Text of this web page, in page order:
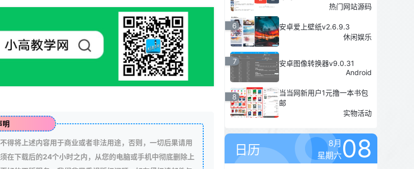
明
得将上述内容用于商业或者非法用途，否则，一切后果请用
在下载后的24个小时之内，从您的电脑或手机中彻底删除上
热门网站源码
6
安卓爱上壁纸v2.6.9.3
休闲娱乐
7
安卓图像转换器v9.0.31
Android
8
当当网新用户1元撸一本书包
邮
实物活动
日历
8月
星期六08